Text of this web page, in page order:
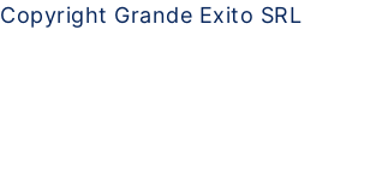
Copyright Grande Exito SRL